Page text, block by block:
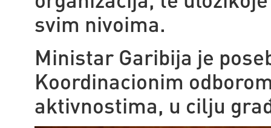
svim nivoima.
Ministar Garibija je
Koordinacionim
aktivnostima, u cilju